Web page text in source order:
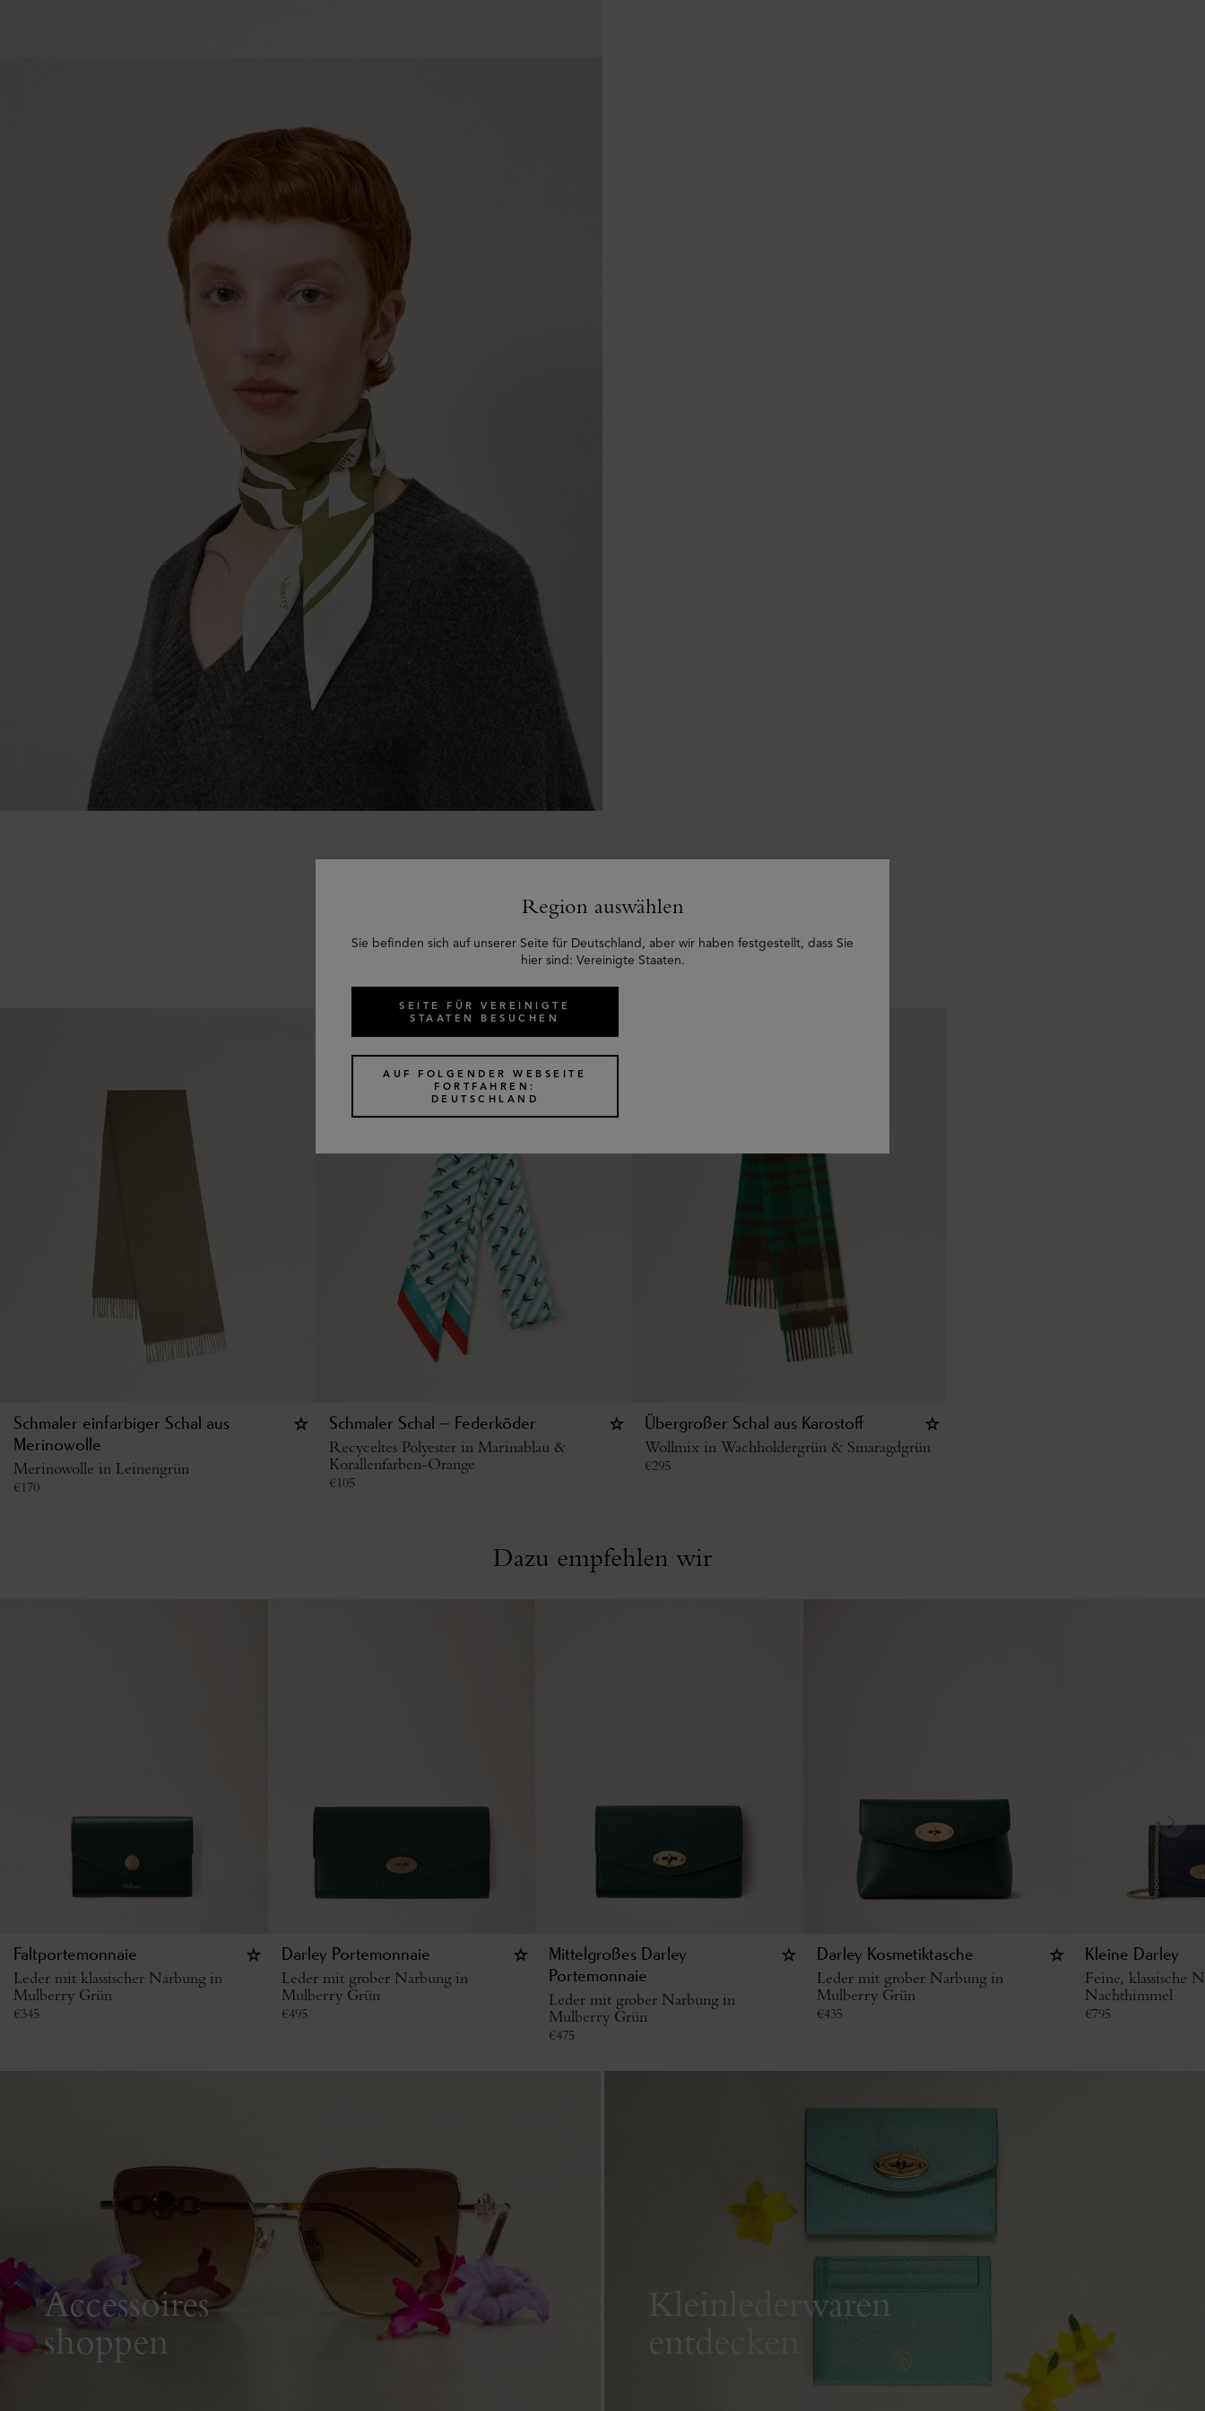
Ähnliche Produkte
Schmaler einfarbiger Schal aus
Merinowolle
Merinowolle in Leinengrün
€170
Schmaler Schal – Federköder
Recyceltes Polyester in Marinablau &
Korallenfarben-Orange
€105
Übergroßer Schal aus Karostoff
Wollmix in Wachholdergrün & Smaragdgrün
€295
Dazu empfehlen wir
Faltportemonnaie
Leder mit klassischer Narbung in
Mulberry Grün
€345
Darley Portemonnaie
Leder mit grober Narbung in
Mulberry Grün
€495
Mittelgroßes Darley
Portemonnaie
Leder mit grober Narbung in
Mulberry Grün
€475
Darley Kosmetiktasche
Leder mit grober Narbung in
Mulberry Grün
€435
Kleine Darley
Feine, klassische
Nachthimmel
€795
Accessoires
shoppen
Kleinlederwaren
entdecken
Region auswählen
Sie befinden sich auf unserer Seite für Deutschland, aber wir haben festgestellt, dass Sie
hier sind: Vereinigte Staaten.
SEITE FÜR VEREINIGTE
STAATEN BESUCHEN
AUF FOLGENDER WEBSEITE
FORTFAHREN:
DEUTSCHLAND